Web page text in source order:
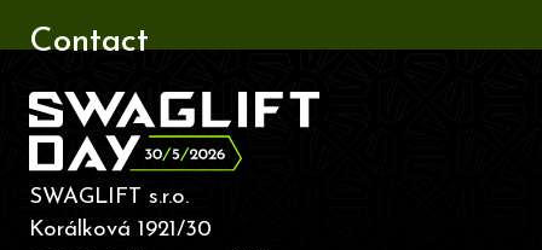
Contact
SWAGLIFT s.r.o.
Korálková 1921/30